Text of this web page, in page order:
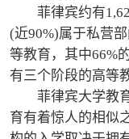
菲律宾约有
(近90%)属于私营
等教育，其中66%
有三个阶段的高等
菲律宾大学教育
育有着惊人的相似